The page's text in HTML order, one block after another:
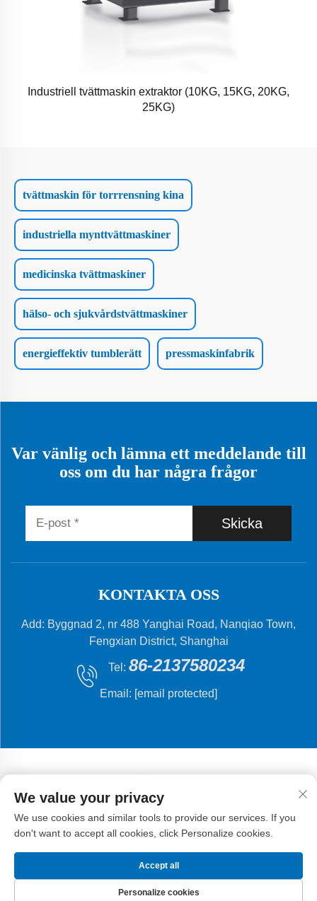
Industriell tvättmaskin extraktor (10KG, 15KG, 20KG,
25KG)
tvättmaskin för torrrensning kina
industriella mynttvättmaskiner
medicinska tvättmaskiner
hälso- och sjukvårdstvättmaskiner
energieffektiv tumblerätt pressmaskinfabrik
Var vänlig och lämna ett meddelande till
oss om du har några frågor
Skicka
KONTAKTA OSS
Add: Byggnad 2, nr 488 Yanghai Road, Nanqiao Town,
Fengxian District, Shanghai
Tel: 86-2137580234
Email: [email protected]
Upphovsrätt © 2024 Shanghai Flying Fish Machinery
Manufacturing Co., Ltd.Integritetspolicy
We value your privacy
We use cookies and similar tools to provide our services. If you
don't want to accept all cookies, click Personalize cookies.
Personalize cookies
Accept all